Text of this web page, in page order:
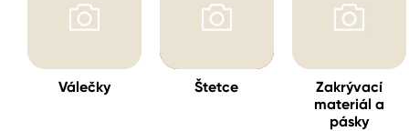
Stěny
Válečky Štetce
Zakrývací
materiál a
pásky